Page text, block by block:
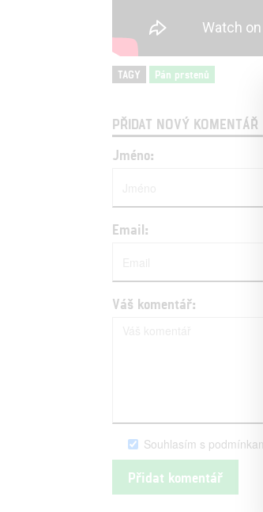
TAGY Pán prstenů
PŘIDAT NOVÝ KOMENTÁŘ
Jméno:
Email:
Váš komentář:
Souhlasím s